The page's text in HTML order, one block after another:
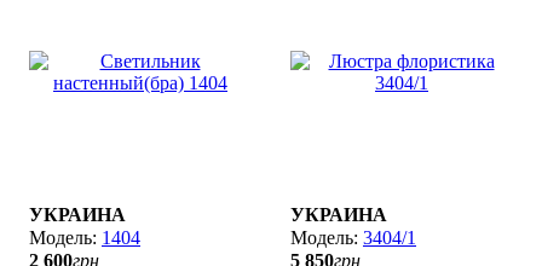
УКРАИНА
1404
2 600грн
УКРАИНА
3404/1
5 850грн